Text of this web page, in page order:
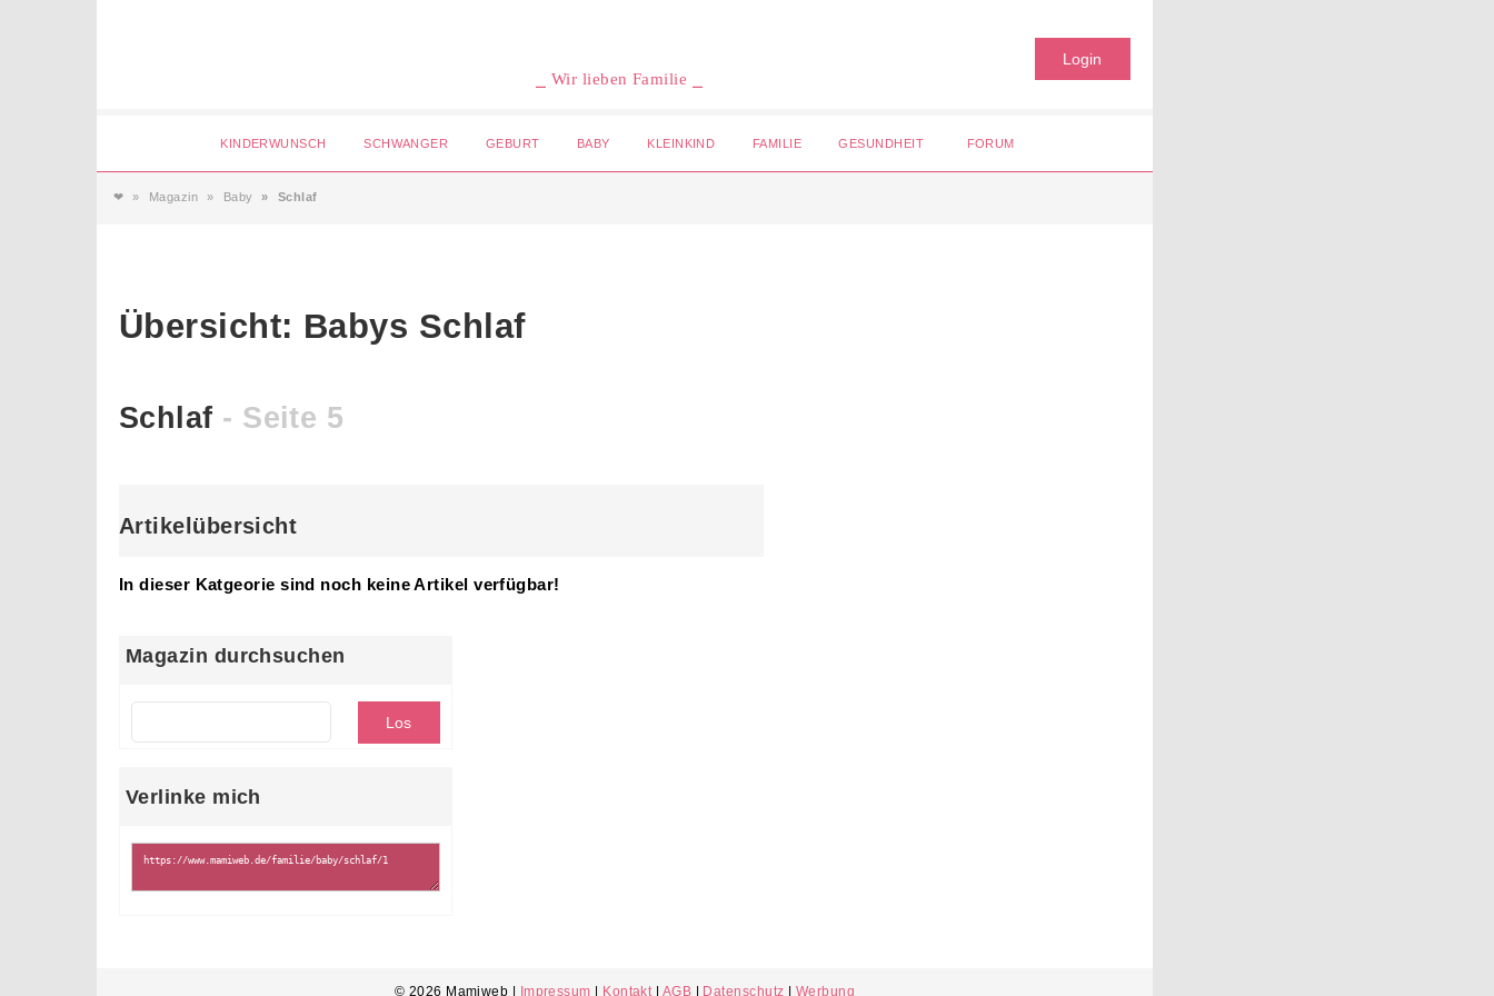
⎯ Wir lieben Familie ⎯
Login
KINDERWUNSCH SCHWANGER GEBURT BABY KLEINKIND FAMILIE GESUNDHEIT FORUM
❤ Magazin Baby Schlaf
Übersicht: Babys Schlaf
Schlaf - Seite 5
Artikelübersicht
In dieser Katgeorie sind noch keine Artikel verfügbar!
Magazin durchsuchen
Verlinke mich
AGB & Impressum
© 2026 Mamiweb | Impressum Kontakt| AGB Datenschutz Werbung